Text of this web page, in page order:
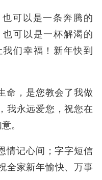
可以是一条奔腾的
可以是一杯解渴的
们幸福！新年快到
命，是您教会了我做
我永远爱您，祝您在
。
情记心间；字字短信
全家新年愉快、万事